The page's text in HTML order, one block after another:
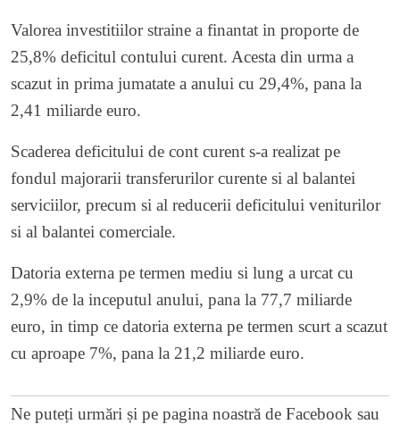
Valorea investitiilor straine a finantat in proporte de
25,8% deficitul contului curent. Acesta din urma a
scazut in prima jumatate a anului cu 29,4%, pana la
2,41 miliarde euro.
Scaderea deficitului de cont curent s-a realizat pe
fondul majorarii transferurilor curente si al balantei
serviciilor, precum si al reducerii deficitului veniturilor
si al balantei comerciale.
Datoria externa pe termen mediu si lung a urcat cu
2,9% de la inceputul anului, pana la 77,7 miliarde
euro, in timp ce datoria externa pe termen scurt a scazut
cu aproape 7%, pana la 21,2 miliarde euro.
Ne puteți urmări și pe pagina noastră de Facebook sau